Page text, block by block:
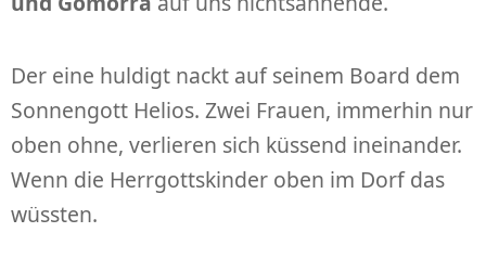
Der eine huldigt nackt auf seinem Board dem
Sonnengott Helios. Zwei Frauen, immerhin nur
oben ohne, verlieren sich küssend ineinander.
Wenn die Herrgottskinder oben im Dorf das
wüssten.